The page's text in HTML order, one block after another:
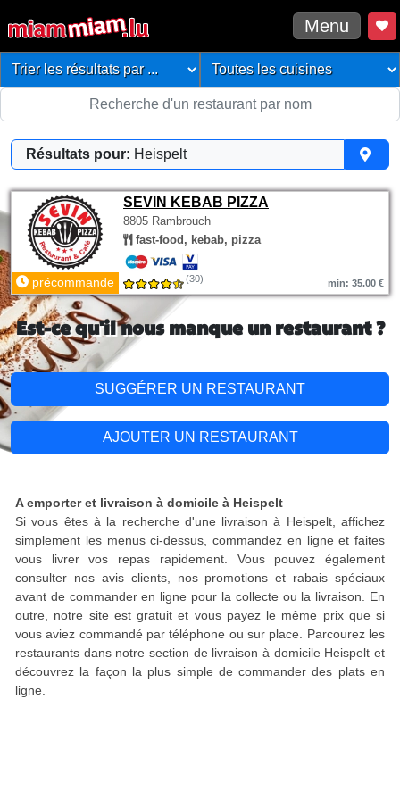
Menu
Résultats pour: Heispelt
SEVIN KEBAB PIZZA
8805 Rambrouch
fast-food, kebab, pizza
précommande (30) min: 35.00 €
Est-ce qu'il nous manque un restaurant ?
SUGGÉRER UN RESTAURANT
AJOUTER UN RESTAURANT
A emporter et livraison à domicile à Heispelt
Si vous êtes à la recherche d'une livraison à Heispelt, affichez
simplement les menus ci-dessus, commandez en ligne et faites
vous livrer vos repas rapidement. Vous pouvez également
consulter nos avis clients, nos promotions et rabais spéciaux
avant de commander en ligne pour la collecte ou la livraison. En
outre, notre site est gratuit et vous payez le même prix que si
vous aviez commandé par téléphone ou sur place. Parcourez les
restaurants dans notre section de livraison à domicile Heispelt et
découvrez la façon la plus simple de commander des plats en
ligne.